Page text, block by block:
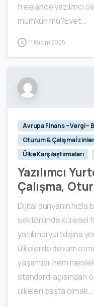
freelance yazılımcı
mümkün mü?Evet...
11 Kasım 2025
Avrupa Finans – Vergi –
Oturum & Çalışma
Ülke Karşılaştırmaları
Yazılımcı
Çalışma,
Dijital dünyanın hızla
sektöründe küresel
yazılımcı yurtdışına
ülkelerde devam
yaşantısı, hem
standardı
ülkeleri başta olmak...